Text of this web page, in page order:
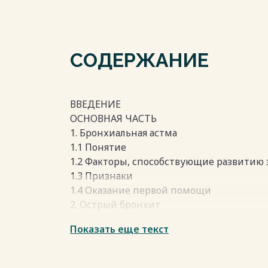
СОДЕРЖАНИЕ
ВВЕДЕНИЕ
ОСНОВНАЯ ЧАСТЬ
1. Бронхиальная астма
1.1 Понятие
1.2 Факторы, способствующие развитию
1.3 Признаки
1.4 Оказание первой помощи
2. Острый бронхит
2.2 Факторы, способствующие развитию
Показать еще текст